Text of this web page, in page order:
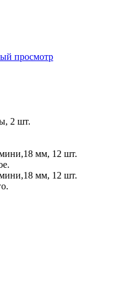
просмотр
2 шт.
мм, 12 шт.
мм, 12 шт.